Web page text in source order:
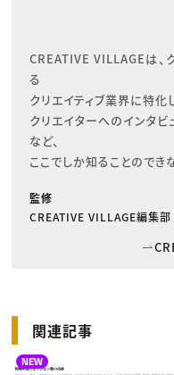
CREATIVE VILLAGEは、
る
クリエイティブ業界に特化
クリエイターへのインタビ
など、
ここでしか知ることのでき
監修
CREATIVE VILLAGE編集部
関連記事
NEW